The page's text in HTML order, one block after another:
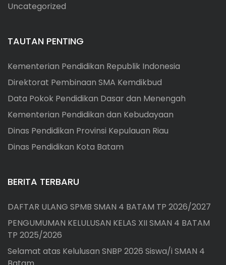
Uncategorized
TAUTAN PENTING
Kementerian Pendidikan Republik Indonesia
Direktorat Pembinaan SMA Kemdikbud
Data Pokok Pendidikan Dasar dan Menengah
Kementerian Pendidikan dan Kebudayaan
Dinas Pendidikan Provinsi Kepulauan Riau
Dinas Pendidikan Kota Batam
BERITA TERBARU
DAFTAR ULANG SPMB SMAN 4 BATAM TP 2026/2027
PENGUMUMAN KELULUSAN KELAS XII SMAN 4 BATAM
TP 2025/2026
Selamat atas Kelulusan SNBP 2026 Siswa/i SMAN 4